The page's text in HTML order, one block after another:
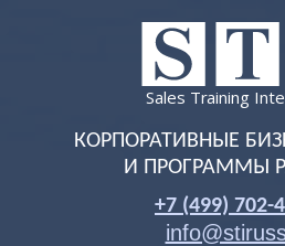
Sales Training
КОРПОРАТИВНЫЕ
И ПРОГРАММЫ
+7 (499) 702-